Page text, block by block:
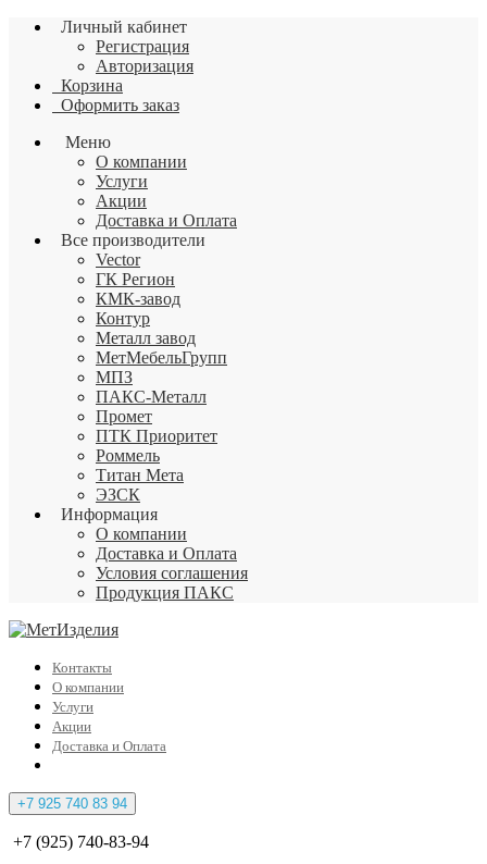
Личный кабинет
Регистрация
Авторизация
Корзина
Оформить заказ
Меню
О компании
Услуги
Акции
Доставка и Оплата
Все производители
Vector
ГК Регион
КМК-завод
Контур
Металл завод
МетМебельГрупп
МПЗ
ПАКС-Металл
Промет
ПТК Приоритет
Роммель
Титан Мета
ЭЗСК
Информация
О компании
Доставка и Оплата
Условия соглашения
Продукция ПАКС
Контакты
О компании
Услуги
Акции
Доставка и Оплата
+7 925 740 83 94
+7 (925) 740-83-94